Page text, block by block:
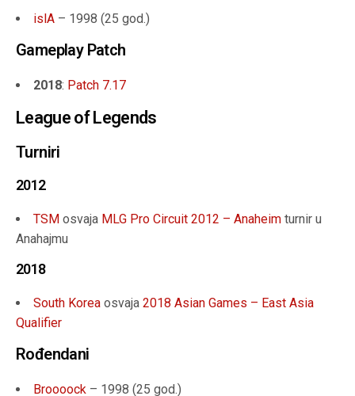
islA – 1998 (25 god.)
Gameplay Patch
2018: Patch 7.17
League of Legends
Turniri
2012
TSM osvaja MLG Pro Circuit 2012 – Anaheim turnir u
Anahajmu
2018
South Korea osvaja 2018 Asian Games – East Asia
Qualifier
Rođendani
Broooock – 1998 (25 god.)